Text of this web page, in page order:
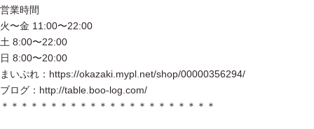
営業時間
火〜金 11:00〜22:00
土 8:00〜22:00
日 8:00〜20:00
まいぷれ：https://okazaki.mypl.net/shop/00000356294/
ブログ：http://table.boo-log.com/
＊＊＊＊＊＊＊＊＊＊＊＊＊＊＊＊＊＊＊＊＊＊